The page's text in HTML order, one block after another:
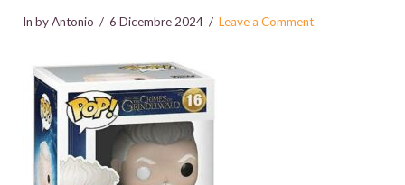
In by Antonio 6 Dicembre 2024 Leave a Comment